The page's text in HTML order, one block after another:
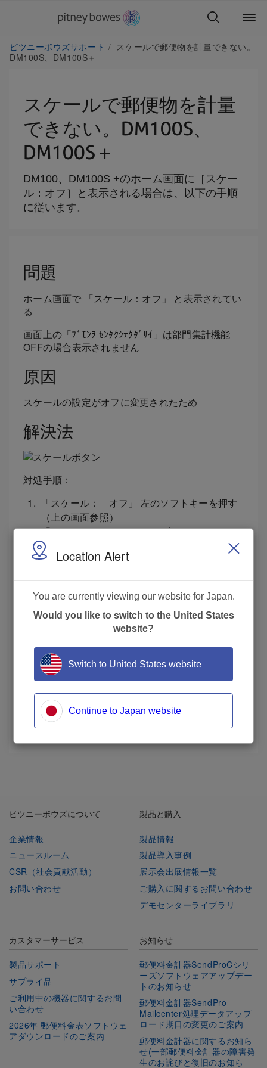
Location Alert
You are currently viewing our website for Japan.
Would you like to switch to the United States
website?
Switch to United States website
Continue to Japan website
ピツニーボウズサポート
スケールで郵便物を計量できない。
DM100S、DM100S＋
スケールで郵便物を計量
できない。DM100S、
DM100S＋
DM100、DM100S +のホーム画面に［スケー
ル：オフ］と表示される場合は、以下の手順
に従います。
問題
ホーム画面で 「スケール：オフ」 と表示されてい
る
画面上の「ﾌﾞﾓﾝｦ ｾﾝﾀｸｼﾃｸﾀﾞｻｲ」は部門集計機能
OFFの場合表示されません
原因
スケールの設定がオフに変更されたため
解決法
対処手順：
「スケール： オフ」 左のソフトキーを押す
（上の画面参照）
「スケール キリカエ オン」 左のソフトキーを
押す
設定切り替え画面
自動でホーム画面に戻るので 「スケール：０
ｇ」 表示確認する
正常なホーム画面
更新日: 2024年5月7日
ピツニーボウズについて
企業情報
ニュースルーム
CSR（社会貢献活動）
お問い合わせ
製品と購入
製品情報
製品導入事例
展示会出展情報一覧
ご購入に関するお問い合わせ
デモセンターライブラリ
カスタマーサービス
製品サポート
サプライ品
ご利用中の機器に関するお問
い合わせ
2026年 郵便料金表ソフトウェ
アダウンロードのご案内
お知らせ
郵便料金計器SendProCシリ
ーズソフトウェアアップデー
トのお知らせ
郵便料金計器SendPro
Mailcenter処理データアップ
ロード期日の変更のご案内
郵便料金計器に関するお知ら
せ(一部郵便料金計器の障害発
生のお詫びと復旧のお知ら